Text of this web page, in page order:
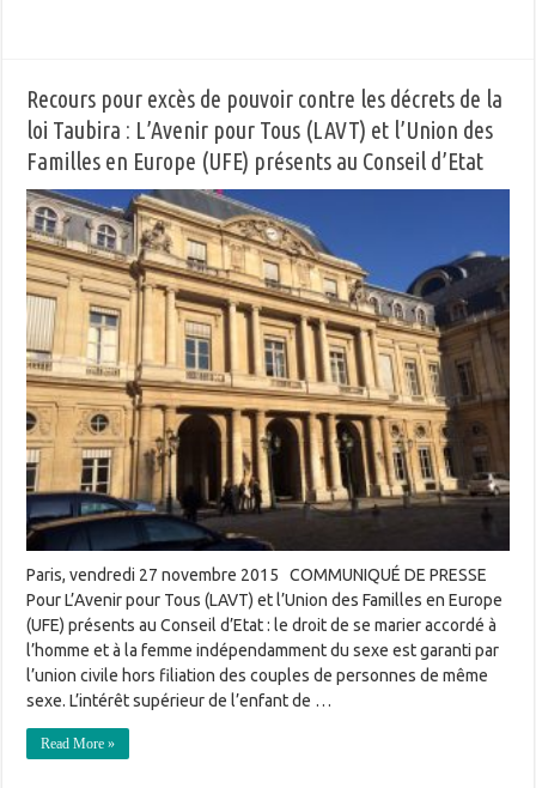
Recours pour excès de pouvoir contre les décrets de la
loi Taubira : L’Avenir pour Tous (LAVT) et l’Union des
Familles en Europe (UFE) présents au Conseil d’Etat
Paris, vendredi 27 novembre 2015 COMMUNIQUÉ DE PRESSE
Pour L’Avenir pour Tous (LAVT) et l’Union des Familles en Europe
(UFE) présents au Conseil d’Etat : le droit de se marier accordé à
l’homme et à la femme indépendamment du sexe est garanti par
l’union civile hors filiation des couples de personnes de même
sexe. L’intérêt supérieur de l’enfant de …
Read More »